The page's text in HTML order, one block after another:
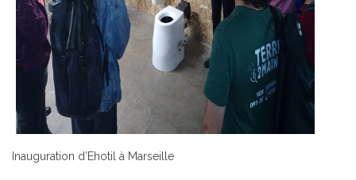
Inauguration d’Ehotil à Marseille